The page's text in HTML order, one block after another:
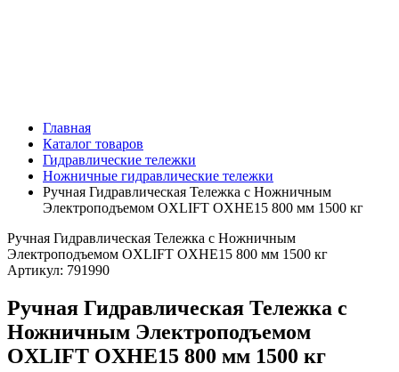
Главная
Каталог товаров
Гидравлические тележки
Ножничные гидравлические тележки
Ручная Гидравлическая Тележка с Ножничным
Электроподъемом OXLIFT OXHE15 800 мм 1500 кг
Ручная Гидравлическая Тележка с Ножничным
Электроподъемом OXLIFT OXHE15 800 мм 1500 кг
Артикул: 791990
Ручная Гидравлическая Тележка с
Ножничным Электроподъемом
OXLIFT OXHE15 800 мм 1500 кг